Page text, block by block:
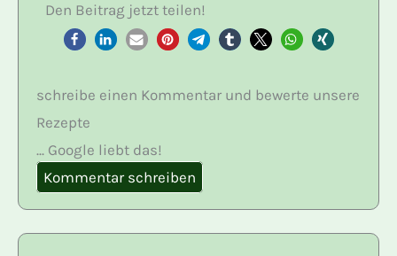
Den Beitrag jetzt teilen!
schreibe einen Kommentar und bewerte unsere
Rezepte
... Google liebt das!
Kommentar schreiben